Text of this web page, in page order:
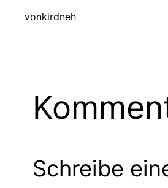
vonkirdneh
Schreibe